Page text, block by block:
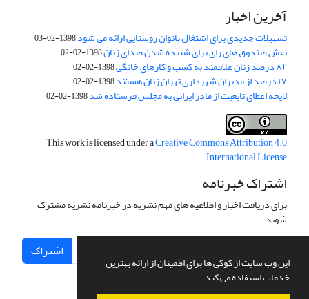
این وب سایت از کوکی ها برای اطمینان از ارائه بهترین
خدمات استفاده می کند.
آخرین اخبار
تسهیلات جدیدی برای اشتغال بانوان روستایی ارائه می شود1398-02-03
نقش صندوق های رای برای شنیده شدن صدای زنان1398-02-02
۸۲ درصد زنان علاقمند به کسب و کارهای خانگی 1398-02-02
۱۷ درصد از مدیران شهرداری تهران زنان هستند 1398-02-02
لایحه اعطای تابعیت از مادر ایرانی به مجلس فرستاده شد1398-02-02
This work is licensed under aCreative Commons Attribution 4.0
International License
.
اشتراک خبرنامه
برای دریافت اخبار و اطلاعیه های مهم نشریه در خبرنامه نشریه مشترک
شوید.
اشتراک